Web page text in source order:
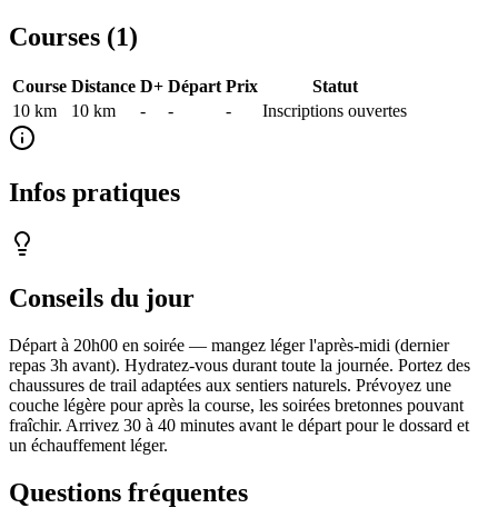
Courses (1)
Course Distance D+ Départ Prix
Statut
10 km
10 km - - - Inscriptions ouvertes
Infos pratiques
Conseils du jour
Départ à 20h00 en soirée — mangez léger l'après-midi (dernier
repas 3h avant). Hydratez-vous durant toute la journée. Portez des
chaussures de trail adaptées aux sentiers naturels. Prévoyez une
couche légère pour après la course, les soirées bretonnes pouvant
fraîchir. Arrivez 30 à 40 minutes avant le départ pour le dossard et
un échauffement léger.
Questions fréquentes